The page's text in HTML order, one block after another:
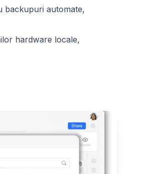
backupuri automate,
hardware locale,